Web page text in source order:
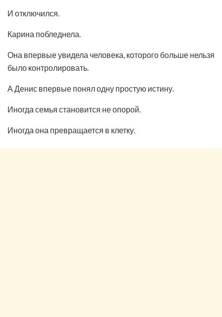
И отключился.
Карина побледнела.
Она впервые увидела человека, которого больше нельзя
было контролировать.
А Денис впервые понял одну простую истину.
Иногда семья становится не опорой.
Иногда она превращается в клетку.